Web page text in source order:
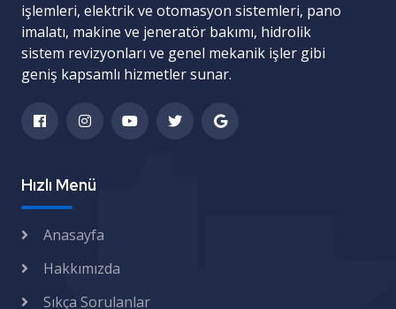
işlemleri, elektrik ve otomasyon sistemleri, pano
imalatı, makine ve jeneratör bakımı, hidrolik
sistem revizyonları ve genel mekanik işler gibi
geniş kapsamlı hizmetler sunar.
Hızlı Menü
Anasayfa
Hakkımızda
Sıkça Sorulanlar